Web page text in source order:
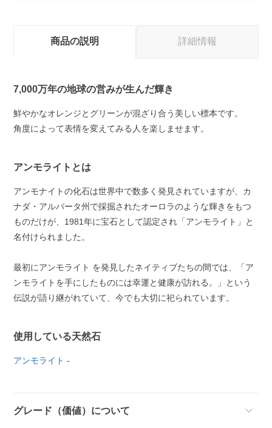
商品の説明 詳細情報
7,000万年の地球の営みが生んだ輝き
鮮やかなオレンジとグリーンが混ざり合う美しい標本です。
角度によって表情を変えてみる人を楽しませます。
アンモライトとは
アンモナイトの化石は世界中で数多く発見されていますが、カ
ナダ・アルバータ州で採掘されたオーロラのような輝きをもつ
ものだけが、1981年に宝石として認定され「アンモライト」と
名付けられました。
最初にアンモライト を発見したネイティブたちの間では、「ア
ンモライトを手にしたものには幸運と健康が訪れる。」という
伝説が語り継がれていて、今でも大切に祀られています。
使用している天然石
アンモライト -
グレード（価値）について